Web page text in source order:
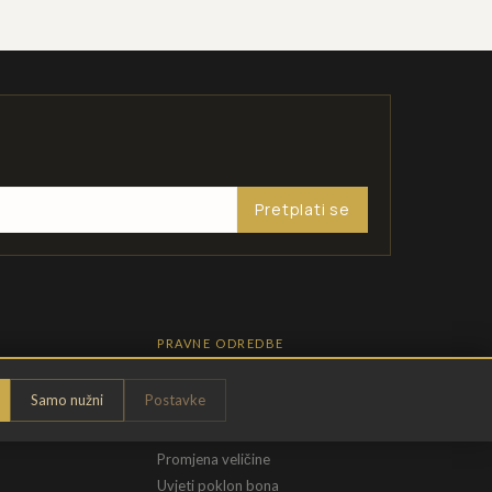
Samo nužni Postavke
Pretplati se
PRAVNE ODREDBE
Pravila privatnosti
Opći uvjeti
Promjena veličine
Uvjeti poklon bona